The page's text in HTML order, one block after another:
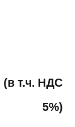
(в т.ч. НДС
5%)